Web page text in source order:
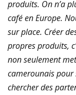
produits. On n’a
café en Europe.
sur place. Créer
propres produits,
non seulement
camerounais
chercher des